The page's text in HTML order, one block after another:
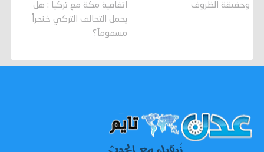
وحقيقة الظروف
اتفاقية مكة مع تركيا : هل
يحمل التحالف التركي خنجراً
مسموماً؟